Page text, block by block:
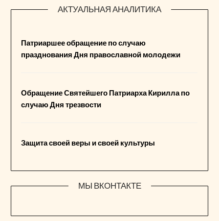
АКТУАЛЬНАЯ АНАЛИТИКА
Патриаршее обращение по случаю
празднования Дня православной молодежи
Обращение Святейшего Патриарха Кирилла по
случаю Дня трезвости
Защита своей веры и своей культуры
МЫ ВКОНТАКТЕ